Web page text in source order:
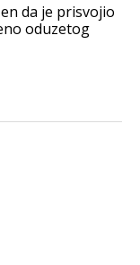
da je prisvojio
oduzetog